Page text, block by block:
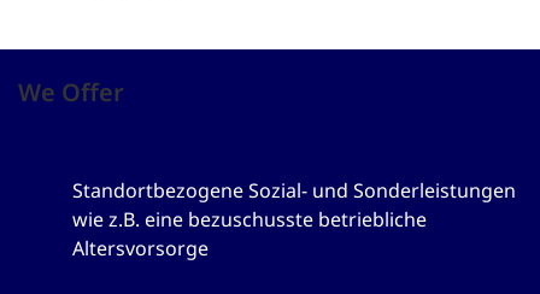
We Offer
Standortbezogene Sozial- und Sonderleistungen
wie z.B. eine bezuschusste betriebliche
Altersvorsorge